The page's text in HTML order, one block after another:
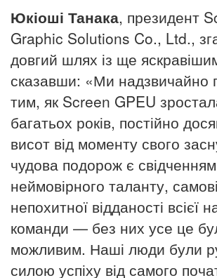
Юкіоші Танака, президент
Graphic Solutions Co., Ltd.,
довгий шлях із ще
сказавши: «Ми надзвичайно
тим, як Screen GPEU
багатьох років, постійно
висот від моменту свого
чудова подорож є свідченням
неймовірного таланту,
непохитної відданості всієї
команди — без них усе це
можливим. Наші люди були
силою успіху від самого